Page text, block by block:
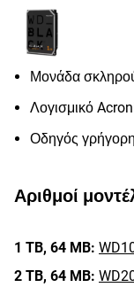
Μονάδα σκληρού
Λογισμικό
Οδηγός
Αριθμοί
1 TB, 64 MB:
2 TB, 64 MB: